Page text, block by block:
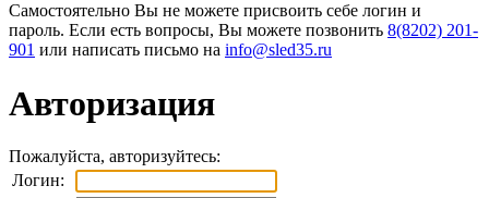
Cамостоятельно Вы не можете присвоить себе логин и
пароль. Если есть вопросы, Вы можете позвонить 8(8202) 201-
901 или написать письмо на
Авторизация
Пожалуйста, авторизуйтесь:
Логин: